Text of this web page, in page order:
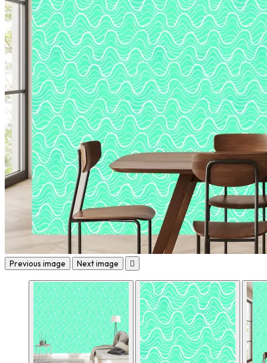
Previous image Next image 